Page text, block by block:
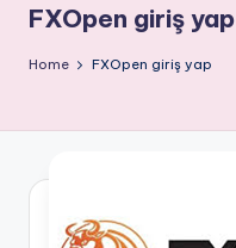
FXOpen giriş yap
Home FXOpen giriş yap